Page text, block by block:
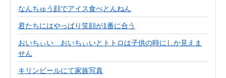
なんちゅう顔でアイス食べとんねん
君たちにはやっぱり笑顔が1番に合う
おいちぃい おいちぃいとトトロは子供の時にしか見えま
せん
キリンビールにて家族写真